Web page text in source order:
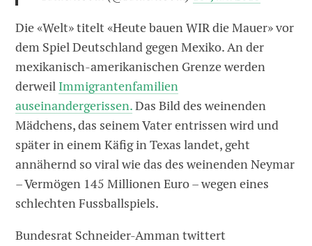
Die «Welt» titelt «Heute bauen WIR die Mauer» vor
dem Spiel Deutschland gegen Mexiko. An der
mexikanisch-amerikanischen Grenze werden
derweil Immigrantenfamilien
auseinandergerissen.Das Bild des weinenden
Mädchens, das seinem Vater entrissen wird und
später in einem Käfig in Texas landet, geht
annähernd so viral wie das des weinenden Neymar
– Vermögen 145 Millionen Euro – wegen eines
schlechten Fussballspiels.
Bundesrat Schneider-Amman twittert